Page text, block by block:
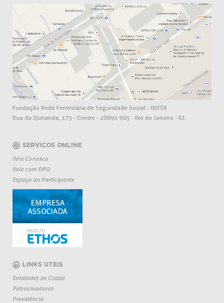
Fundação Rede Ferroviária de Seguridade Social - REFER
Rua da Quitanda, 173 - Centro - 20091-005 - Rio de Janeiro - RJ.
SERVIÇOS ONLINE
Fale Conosco
Fale com DPO
Espaço do Participante
LINKS UTEIS
Entidades de Classe
Patrocinadoras
Previdência